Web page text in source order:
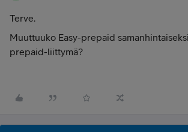
Terve.
Muuttuuko Easy-prepaid
prepaid-liittymä?